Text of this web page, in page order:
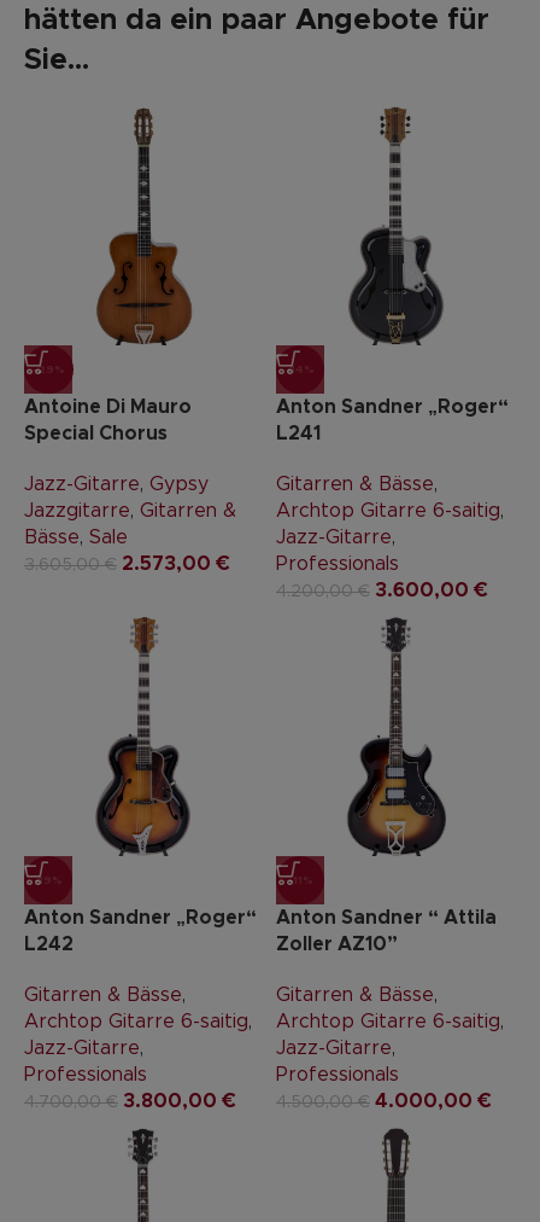
hätten da ein paar Angebote für
Sie...
-29%
Antoine Di Mauro
Special Chorus
Jazz-Gitarre, Gypsy
Jazzgitarre, Gitarren &
Bässe, Sale
3.605,00€ 2.573,00 €
-14%
Anton Sandner „Roger“
L241
Gitarren & Bässe,
Archtop Gitarre 6-saitig,
Jazz-Gitarre,
Professionals
4.200,00€ 3.600,00 €
-19%
Anton Sandner „Roger“
L242
Gitarren & Bässe,
Archtop Gitarre 6-saitig,
Jazz-Gitarre,
Professionals
4.700,00€ 3.800,00 €
-11%
Anton Sandner “ Attila
Zoller AZ10”
Gitarren & Bässe,
Archtop Gitarre 6-saitig,
Jazz-Gitarre,
Professionals
4.500,00€ 4.000,00 €